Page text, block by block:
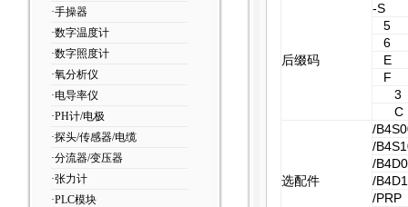
·手操器
·数字温度计
·数字照度计
·氧分析仪
·电导率仪
·PH计/电极
·探头/传感器/电缆
·分流器/变压器
·张力计
·PLC模块
后缀码
-S
5
6
E
F
3
C
选配件
/
/
/
/
/PRP